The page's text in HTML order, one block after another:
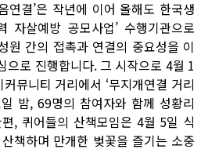
연결’은 작년에 이어 올해도 한국생
자살예방 공모사업’ 수행기관으로
원 간의 접촉과 연결의 중요성을 이
으로 진행합니다. 그 시작으로 4월 1
뮤니티 거리에서 ‘무지개연결 거리
밤, 69명의 참여자와 함께 성황리
, 퀴어들의 산책모임은 4월 5일 식
책하며 만개한 벚꽃을 즐기는 소중